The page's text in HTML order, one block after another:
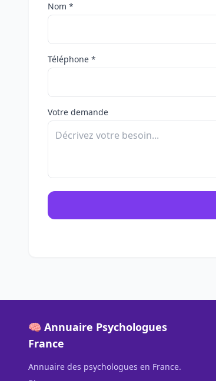
Nom *
Téléphone *
Votre demande
🧠 Annuaire Psychologues
France
Annuaire des psychologues en France.